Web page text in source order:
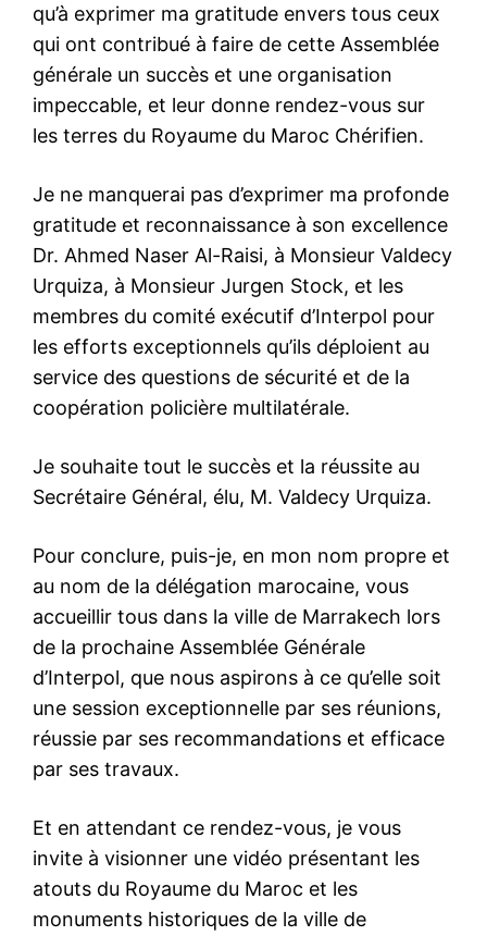
qu’à exprimer ma gratitude envers tous ceux
qui ont contribué à faire de cette Assemblée
générale un succès et une organisation
impeccable, et leur donne rendez-vous sur
les terres du Royaume du Maroc Chérifien.
Je ne manquerai pas d’exprimer ma profonde
gratitude et reconnaissance à son excellence
Dr. Ahmed Naser Al-Raisi, à Monsieur Valdecy
Urquiza, à Monsieur Jurgen Stock, et les
membres du comité exécutif d’Interpol pour
les efforts exceptionnels qu’ils déploient au
service des questions de sécurité et de la
coopération policière multilatérale.
Je souhaite tout le succès et la réussite au
Secrétaire Général, élu, M. Valdecy Urquiza.
Pour conclure, puis-je, en mon nom propre et
au nom de la délégation marocaine, vous
accueillir tous dans la ville de Marrakech lors
de la prochaine Assemblée Générale
d’Interpol, que nous aspirons à ce qu’elle soit
une session exceptionnelle par ses réunions,
réussie par ses recommandations et efficace
par ses travaux.
Et en attendant ce rendez-vous, je vous
invite à visionner une vidéo présentant les
atouts du Royaume du Maroc et les
monuments historiques de la ville de